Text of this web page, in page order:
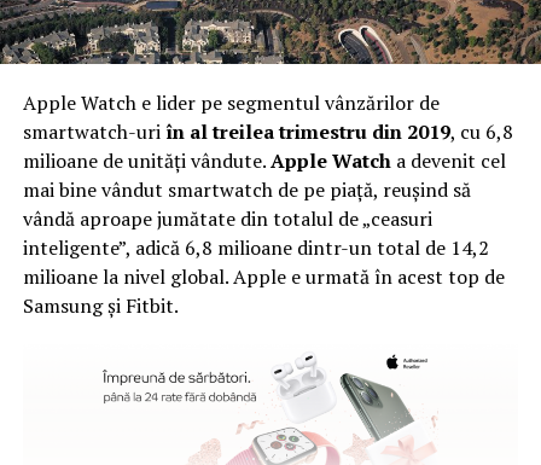
Apple Watch e lider pe segmentul vânzărilor de
smartwatch-uriîn al treilea trimestru din 2019, cu 6,8
milioane de unități vândute.Apple Watcha devenit cel
mai bine vândut smartwatch de pe piață, reușind să
vândă aproape jumătate din totalul de „ceasuri
inteligente”, adică 6,8 milioane dintr-un total de 14,2
milioane la nivel global. Apple e urmată în acest top de
Samsung și Fitbit.